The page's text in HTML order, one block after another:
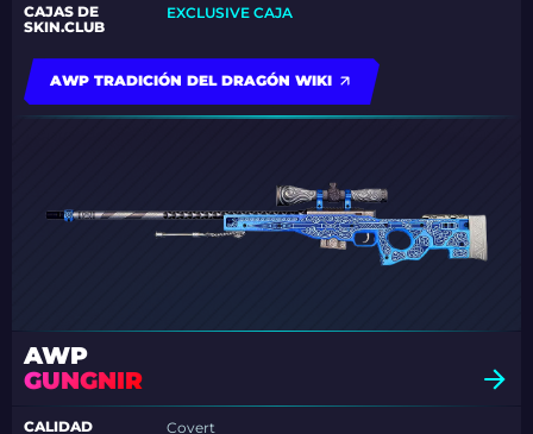
CAJAS DE
SKIN.CLUB
EXCLUSIVE CAJA
AWP TRADICIÓN DEL DRAGÓN WIKI
AWP
GUNGNIR
CALIDAD
Covert